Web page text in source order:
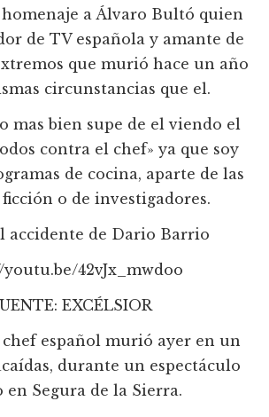
a Álvaro Bultó quien
de TV española y amante de
que murió hace un año
circunstancias que el.
mas bien supe de el viendo el
contra el chef» ya que soy
de cocina, aparte de las
ficción o de investigadores.
accidente de Dario Barrio
42vJx_mwdoo
EXCÉLSIOR
español murió ayer en un
durante un espectáculo
en Segura de la Sierra.